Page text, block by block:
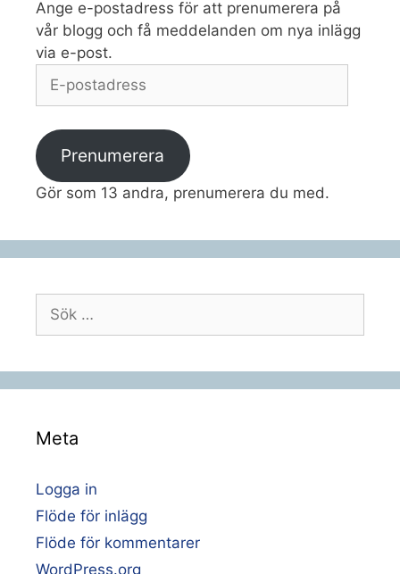
Ange e-postadress för att prenumerera på
vår blogg och få meddelanden om nya inlägg
via e-post.
postadress
Prenumerera
Gör som 13 andra, prenumerera du med.
Sök
efter:
Meta
Logga in
Flöde för inlägg
Flöde för kommentarer
WordPress.org